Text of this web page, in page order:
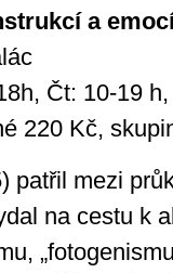
a
Čt: 10-19
220 Kč,
patřil mezi
na cestu k